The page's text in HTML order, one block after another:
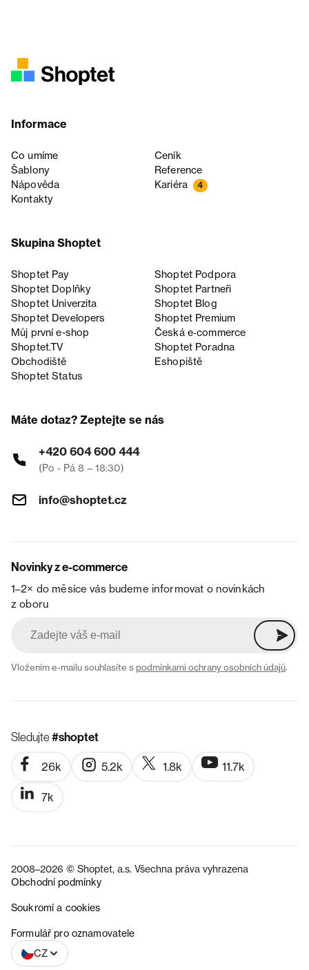
Informace
Co umíme
Ceník
Šablony
Reference
Nápověda
Kariéra 4
Kontakty
Skupina Shoptet
Shoptet Pay
Shoptet Podpora
Shoptet Doplňky
Shoptet Partneři
Shoptet Univerzita
Shoptet Blog
Shoptet Developers
Shoptet Premium
Můj první e-shop
Česká e‑commerce
Shoptet.TV
Shoptet Poradna
Obchodiště
Eshopiště
Shoptet Status
Máte dotaz? Zeptejte se nás
+420 604 600 444
(Po - Pá 8 – 18:30)
info@shoptet.cz
Novinky z e-commerce
1–2× do měsíce vás budeme informovat o novinkách
z oboru
Vložením e-mailu souhlasíte spodmínkami ochrany osobních údajů.
Sledujte#shoptet
26k 5.2k 1.8k 11.7k
7k
2008–2026 © Shoptet, a.s. Všechna práva vyhrazena
Obchodní podmínky
Soukromí a cookies
Formulář pro oznamovatele
CZ